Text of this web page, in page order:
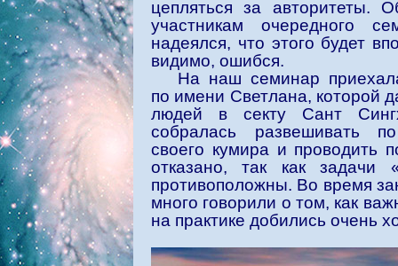
цепляться за авторитеты.
участникам очередного
надеялся, что этого будет
видимо, ошибся.
На наш семинар
по имени Светлана, которой
людей в секту Сант
собралась развешивать
своего кумира и проводить
отказано, так как задачи
противоположны. Во время
много говорили о том, как
на практике добились очень